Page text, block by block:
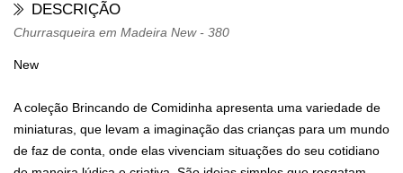
DESCRIÇÃO
Churrasqueira em Madeira New - 380
New
A coleção Brincando de Comidinha apresenta uma variedade de
miniaturas, que levam a imaginação das crianças para um mundo
de faz de conta, onde elas vivenciam situações do seu cotidiano